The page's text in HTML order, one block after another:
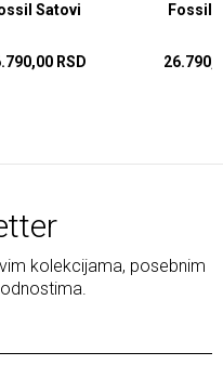
Satovi
RSD
Fossil
kolekcijama, posebnim